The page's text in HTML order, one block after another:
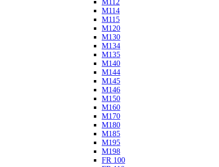
M112
M114
M115
M120
M130
M134
M135
M140
M144
M145
M146
M150
M160
M170
M180
M185
M195
M198
FR 100